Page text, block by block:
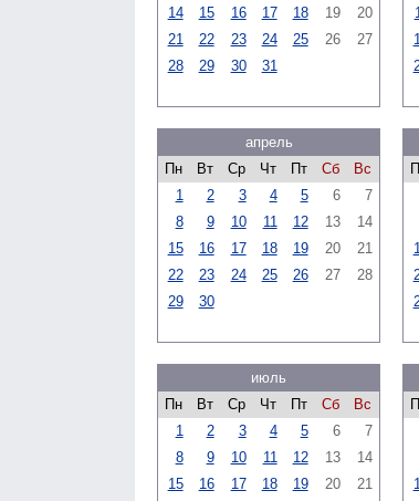
14
15 16 17 18 19
20
21
22 23 24 25 26
27
28
29 30 31
апрель
Пн
Вт Ср Чт Пт Сб
Вс
1
2 3 4 5 6
7
8
9 10 11 12 13
14
15
16 17 18 19 20
21
22
23 24 25 26 27
28
29
30
июль
Пн
Вт Ср Чт Пт Сб
Вс
1
2 3 4 5 6
7
8
9 10 11 12 13
14
15
16 17 18 19 20
21